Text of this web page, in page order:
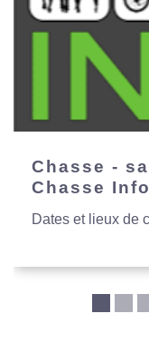
Chasse -
Chasse Info
Dates et lieux de